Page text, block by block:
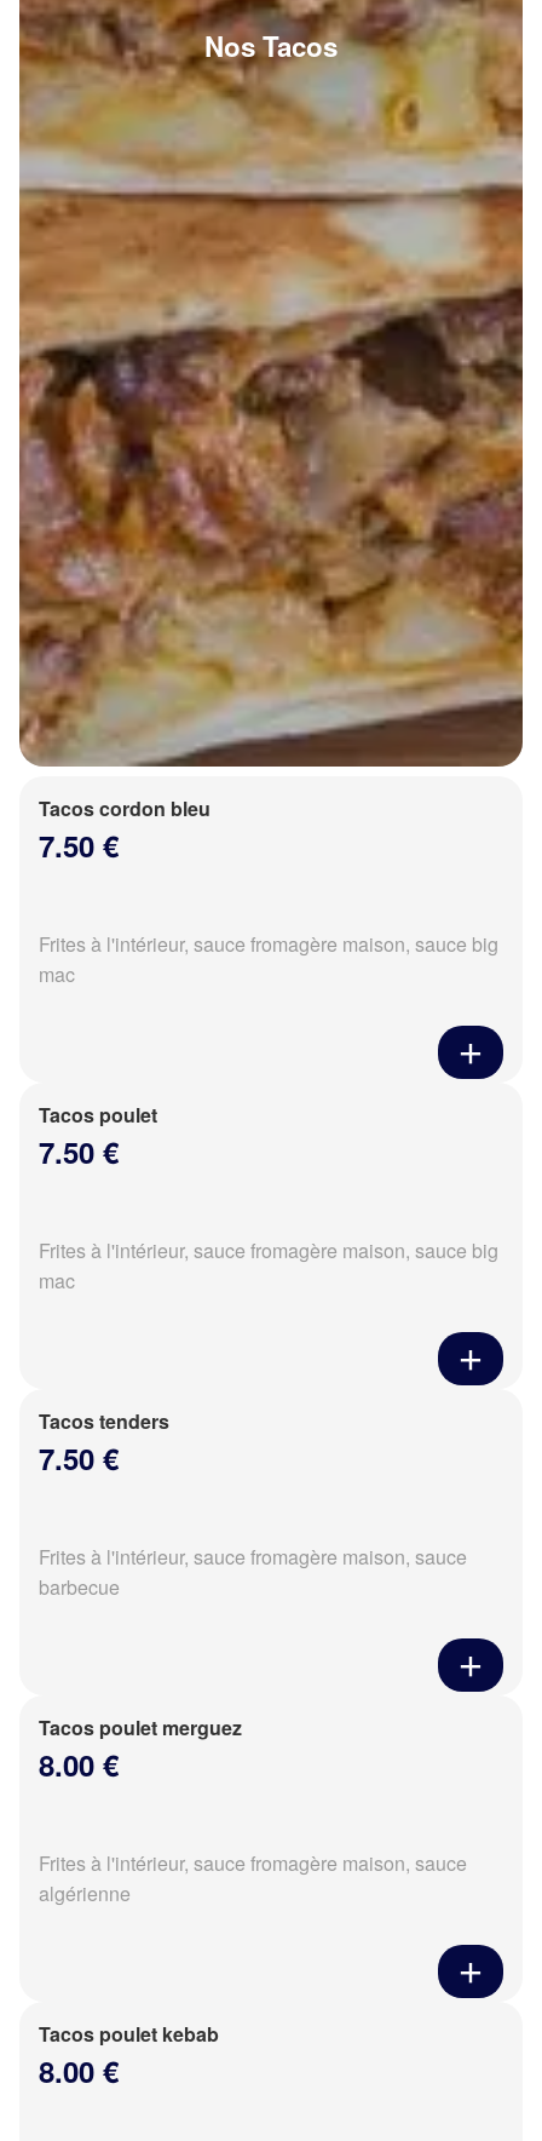
Nos Tacos
Tacos cordon bleu
7.50 €
Frites à l'intérieur, sauce fromagère maison, sauce big
mac
Tacos poulet
7.50 €
Frites à l'intérieur, sauce fromagère maison, sauce big
mac
Tacos tenders
7.50 €
Frites à l'intérieur, sauce fromagère maison, sauce
barbecue
Tacos poulet merguez
8.00 €
Frites à l'intérieur, sauce fromagère maison, sauce
algérienne
Tacos poulet kebab
8.00 €